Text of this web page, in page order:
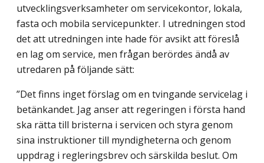
utvecklingsverksamheter om servicekontor, lokala,
fasta och mobila servicepunkter. I utredningen stod
det att utredningen inte hade för avsikt att föreslå
en lag om service, men frågan berördes ändå av
utredaren på följande sätt:
”Det finns inget förslag om en tvingande servicelag i
betänkandet. Jag anser att regeringen i första hand
ska rätta till bristerna i servicen och styra genom
sina instruktioner till myndigheterna och genom
uppdrag i regleringsbrev och särskilda beslut. Om